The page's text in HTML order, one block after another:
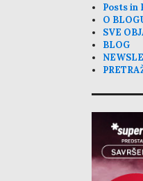
Posts in
O
SVE
BLOG